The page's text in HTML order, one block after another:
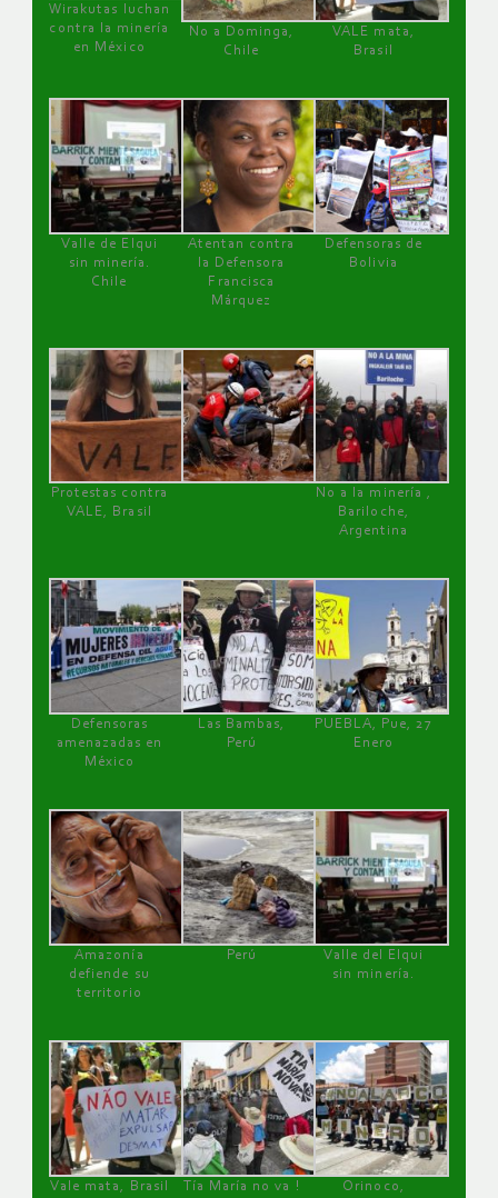
Wirakutas luchan
contra la minería
en México
No a Dominga,
Chile
VALE mata,
Brasil
Valle de Elqui
sin minería.
Chile
Atentan contra
la Defensora
Francisca
Márquez
Defensoras de
Bolivia
Protestas contra
VALE, Brasil
No a la minería ,
Bariloche,
Argentina
Defensoras
amenazadas en
México
Las Bambas,
Perú
PUEBLA, Pue, 27
Enero
Amazonía
defiende su
territorio
Perú
Valle del Elqui
sin minería.
Vale mata, Brasil
Tía María no va !
Orinoco,